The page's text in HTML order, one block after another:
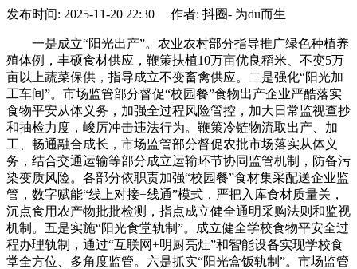
发布时间: 2025-11-20 22:30 作者: 抖圈- 为du而生
一是成立“阳光出产”。农业农村部分指导推广绿色种植养
殖体例，丰硕食材供应，鞭策扶植10万亩优良稻米、不变5万
亩以上蔬菜保供，指导成立不变畜禽供应。二是强化“阳光加
工车间”。市场监管部分督促“校园餐”食物出产企业严酷落实
食物平安从体义务，加强全过程风险管控，加大日常监视查抄
和抽检力度，峻厉冲击违法行为。鞭策冷链物流取出产、加
工、畅通融合成长，市场监管部分督促农批市场落实从体义
务，结合交通运输等部分成立运输环节协同监管机制，防备污
染变质风险。各部分依职责加强“校园餐”食材集采配送企业监
管，数字赋能“线上对接+线通”模式，严把入库食材质量关，
沉点食用农产物批批检测，指点成立健全通明采购法则和监视
机制。五是实施“阳光食堂轨制”。成立健全学校食物平安全过
程办理轨制，通过“互联网+明厨亮灶”和智能设备实现学校食
堂全方位、多角度监管。六是抓实“阳光盒饭轨制”。市场监管